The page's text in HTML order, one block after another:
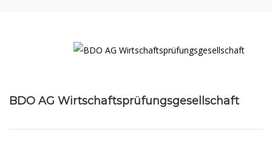
BDO AG Wirtschaftsprüfungsgesellschaft